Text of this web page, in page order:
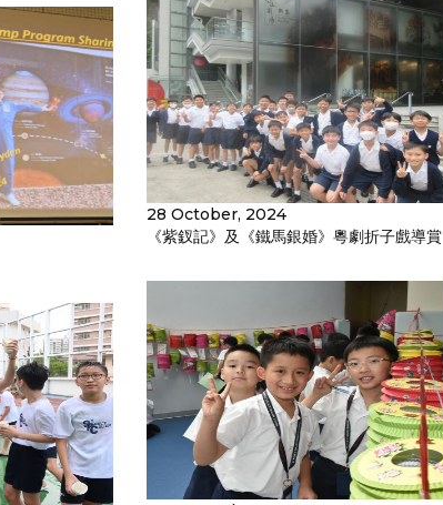
28 October, 2024
《紫釵記》及《鐵馬銀婚》粵劇折子戲導賞